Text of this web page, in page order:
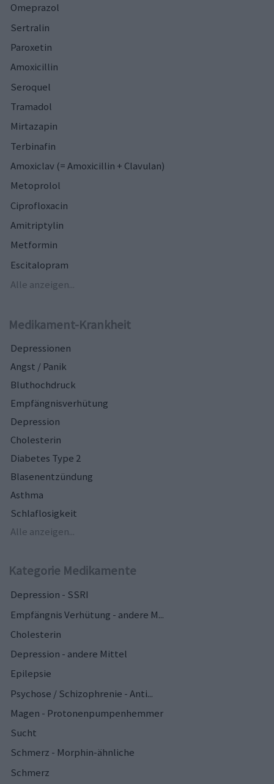
Omeprazol
Sertralin
Paroxetin
Amoxicillin
Seroquel
Tramadol
Mirtazapin
Terbinafin
Amoxiclav (= Amoxicillin + Clavulan)
Metoprolol
Ciprofloxacin
Amitriptylin
Metformin
Escitalopram
Alle anzeigen...
Medikament-Krankheit
Depressionen
Angst / Panik
Bluthochdruck
Empfängnisverhütung
Depression
Cholesterin
Diabetes Type 2
Blasenentzündung
Asthma
Schlaflosigkeit
Alle anzeigen...
Kategorie Medikamente
Depression - SSRI
Empfängnis Verhütung - andere M...
Cholesterin
Depression - andere Mittel
Epilepsie
Psychose / Schizophrenie - Anti...
Magen - Protonenpumpenhemmer
Sucht
Schmerz - Morphin-ähnliche
Schmerz